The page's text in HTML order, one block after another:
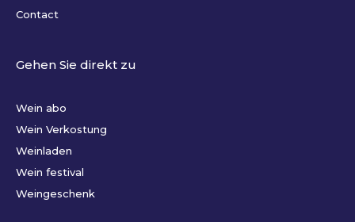
Contact
Gehen Sie direkt zu
Wein abo
Wein Verkostung
Weinladen
Wein festival
Weingeschenk